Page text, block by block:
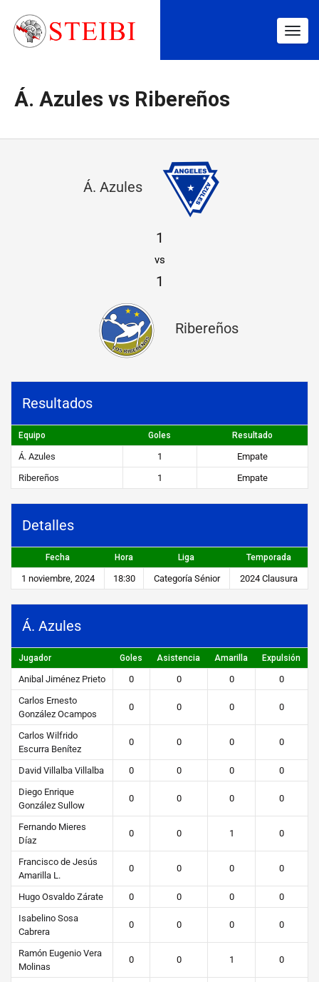
Á. Azules vs Ribereños
s
i
b
r
ñ
o
s
STEIBI
https://steibi.org.py/wp-
content/uploads/2019/04/STEIBI-
WEB-
2.png
Á. Azules
1
vs
1
Ribereños
Resultados
Equipo Goles Resultado
Á. Azules 1
Empate
Ribereños
1 Empate
Detalles
Fecha Hora Liga Temporada
1 noviembre, 2024 18:30 Categoría Sénior 2024 Clausura
Á. Azules
Jugador Goles Asistencia Amarilla Expulsión
Anibal Jiménez Prieto 0 0 0
0
Carlos Ernesto
González Ocampos
0 0 0 0
Carlos Wilfrido
Escurra Benítez
0 0 0 0
David Villalba Villalba 0 0 0
0
Diego Enrique
González Sullow
0 0 0 0
Fernando Mieres
Díaz
0 0 1 0
Francisco de Jesús
Amarilla L.
0 0 0 0
Hugo Osvaldo Zárate 0 0 0
0
Isabelino Sosa
Cabrera
0 0 0 0
Ramón Eugenio Vera
Molinas
0 0 1 0